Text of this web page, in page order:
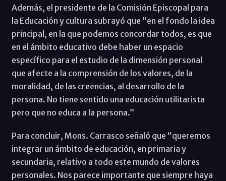
Además, el presidente de la Comisión Episcopal para
la Educación y cultura subrayó que “en el fondo la idea
principal, en la que podemos concordar todos, es que
en el ámbito educativo debe haber un espacio
específico para el estudio de la dimensión personal
que afecte a la comprensión de los valores, de la
moralidad, de las creencias, al desarrollo de la
persona. No tiene sentido una educación utilitarista
pero que no educa a la persona.”
Para concluir, Mons. Carrasco señaló que “queremos
integrar un ámbito de educación, en primaria y
secundaria, relativo a todo este mundo de valores
personales. Nos parece importante que siempre haya